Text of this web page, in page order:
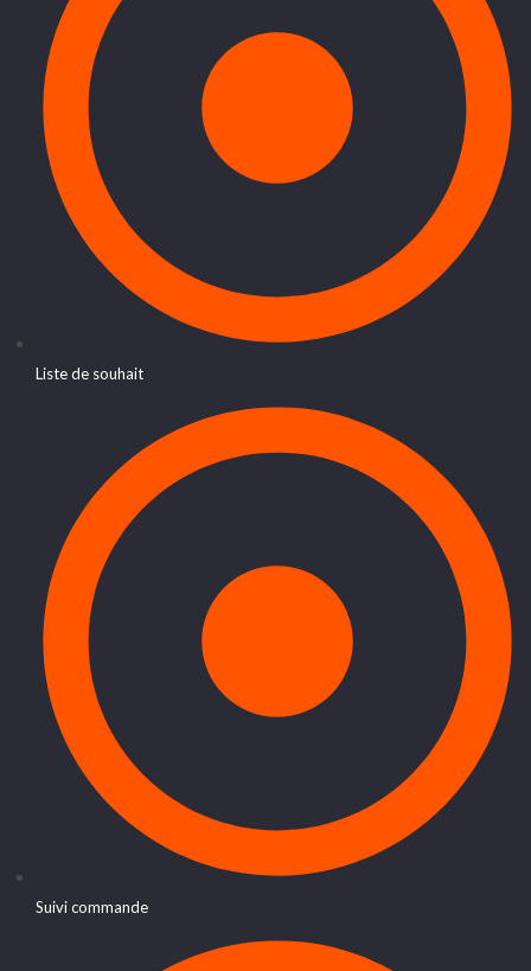
Liste de souhait
Suivi commande